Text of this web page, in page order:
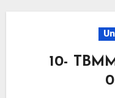
10-